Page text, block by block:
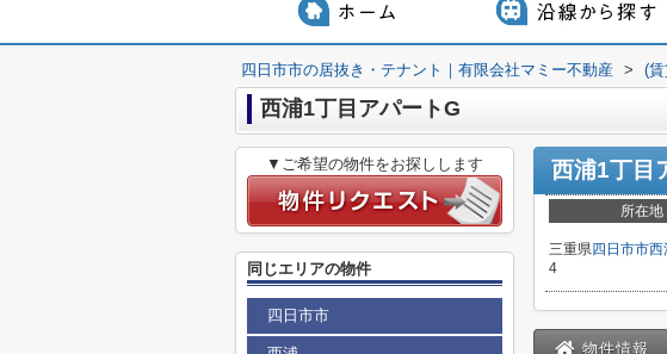
四日市市の居抜き・テナント｜有限会社マミー不動産 > (
西浦1丁目アパートG
西浦1丁目
所在地
三重県四日市市西
4
物件情報
▼ご希望の物件をお探しします
同じエリアの物件
四日市市